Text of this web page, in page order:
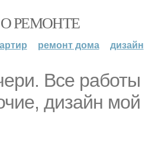
РЕМОНТЕ
ремонт дома дизайн
Все работы
дизайн мой